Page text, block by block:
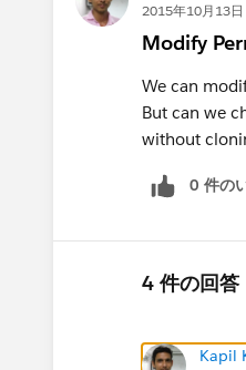
2015年10月13
Modify
We can
But can we
without
0 件の
4 件の回答
Kapil